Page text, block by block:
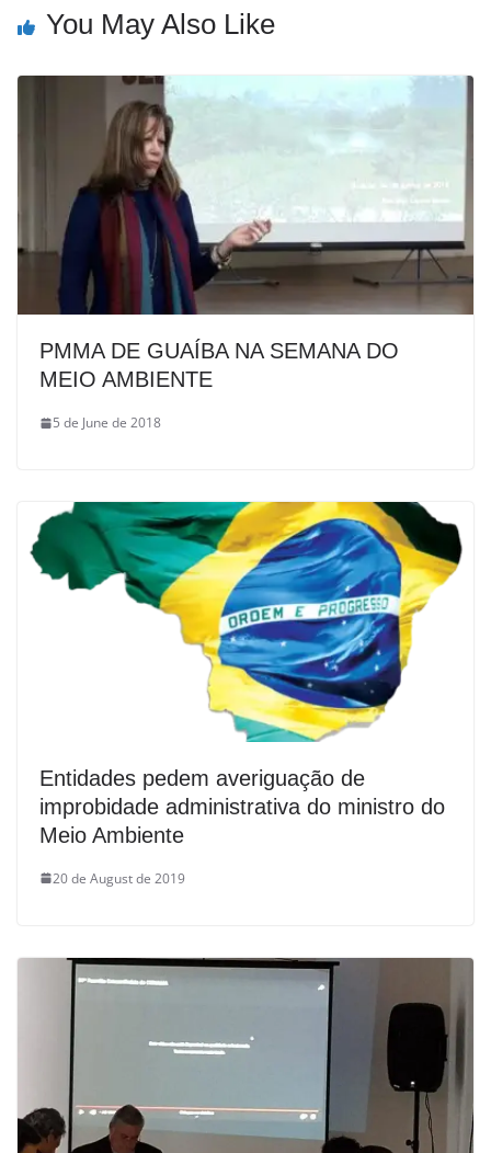
You May Also Like
PMMA DE GUAÍBA NA SEMANA DO
MEIO AMBIENTE
5 de June de 2018
Entidades pedem averiguação de
improbidade administrativa do ministro do
Meio Ambiente
20 de August de 2019